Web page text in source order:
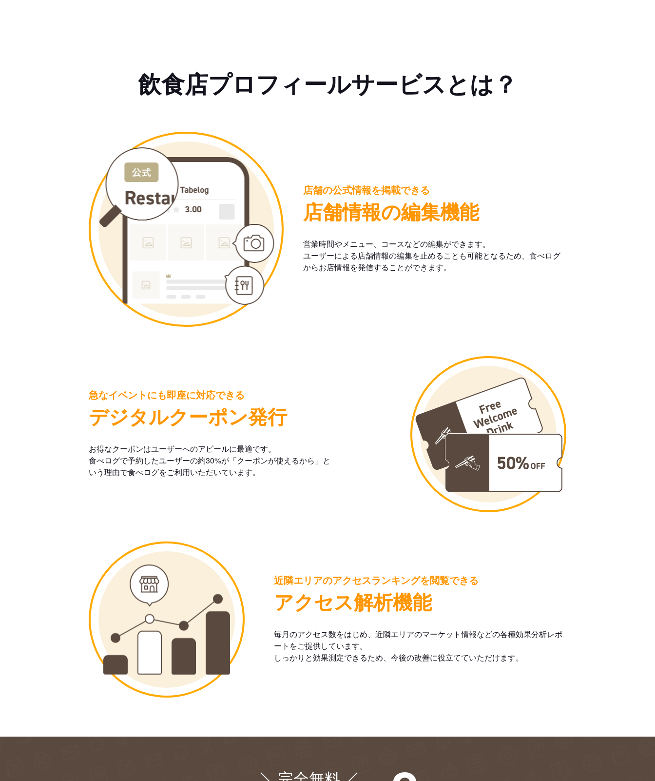
飲食店プロフィールサービスとは？
店舗の公式情報を掲載できる
店舗情報の編集機能
営業時間やメニュー、コースなどの編集ができます。
ユーザーによる店舗情報の編集を止めることも可能となるため、食べログ
からお店情報を発信することができます。
急なイベントにも即座に対応できる
デジタルクーポン発行
お得なクーポンはユーザーへのアピールに最適です。
食べログで予約したユーザーの約30%が「クーポンが使えるから」と
いう理由で食べログをご利用いただいています。
近隣エリアのアクセスランキングを閲覧できる
アクセス解析機能
毎月のアクセス数をはじめ、近隣エリアのマーケット情報などの各種効果分析レポ
ートをご提供しています。
しっかりと効果測定できるため、今後の改善に役立てていただけます。